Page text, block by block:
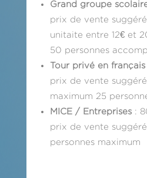
Grand groupe
prix de vente
unitaite entre 12€ et
50 personnes
Tour privé en français
prix de vente
maximum 25
MICE / Entreprises:
prix de vente
personnes maximum